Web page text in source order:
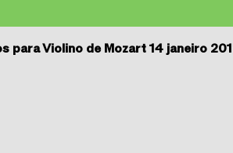
para Violino de Mozart 14 janeiro